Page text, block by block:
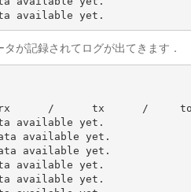
available yet.
が記録されてログが出てきます．